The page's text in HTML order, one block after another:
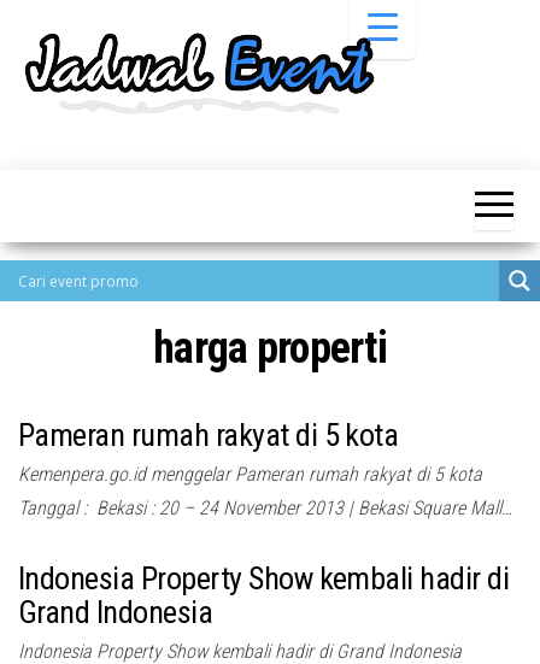
Pameran,
Terbaru
Pameran,
Seminar,
Bazaar,
Job Fair,
Lomba dll.
harga properti
Pameran rumah rakyat di 5 kota
Kemenpera.go.id menggelar Pameran rumah rakyat di 5 kota
Tanggal : Bekasi : 20 – 24 November 2013 | Bekasi Square Mall…
Indonesia Property Show kembali hadir di
Grand Indonesia
Indonesia Property Show kembali hadir di Grand Indonesia